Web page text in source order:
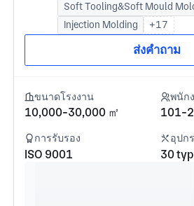
Soft Tooling&Soft Mould
Injection Molding
+17
ส่งคำถาม
ขนาดโรงงาน
10,000-30,000 ㎡
พนัก
101-
การรับรอง
ISO 9001
อุปก
30